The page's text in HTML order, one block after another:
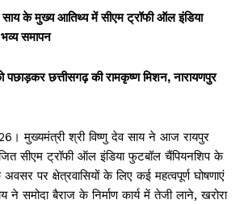
साय के मुख्य आतिथ्य में सीएम ट्रॉफी ऑल इंडिया
समापन
पछाड़कर छत्तीसगढ़ की रामकृष्ण मिशन, नारायणपुर
मुख्यमंत्री श्री विष्णु देव साय ने आज रायपुर
सीएम ट्रॉफी ऑल इंडिया फुटबॉल चैंपियनशिप के
पर क्षेत्रवासियों के लिए कई महत्वपूर्ण घोषणाएं
ने समोदा बैराज के निर्माण कार्य में तेजी लाने, खरोरा